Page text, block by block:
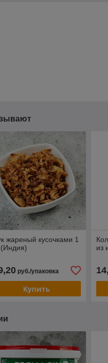
жареный кусочками 1
(Индия)
руб./упаковка
Купить
из